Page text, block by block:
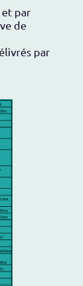
et par
de
par